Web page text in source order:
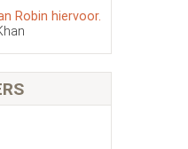
Robin hiervoor.